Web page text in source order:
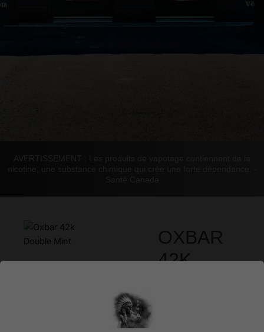
AVERTISSEMENT : Les produits de vapotage contiennent de la
nicotine, une substance chimique qui crée une forte dépendance. -
OXBAR
42K